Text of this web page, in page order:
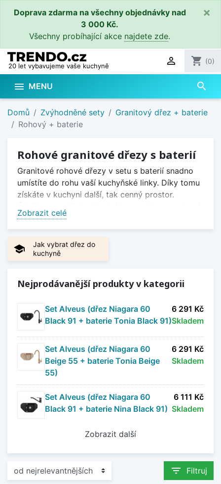
Doprava zdarma na všechny objednávky nad
3 000 Kč.
Všechny probíhající akce najdete zde.
×
20 let vybavujeme vaše kuchyně  shopping_cart (0)
 MENU search
Domů Zvýhodněné sety
Granitový dřez + baterie
Rohový + baterie
Rohové granitové dřezy s baterií
Zobrazit celé
Granitové rohové dřezy v setu s baterií snadno
umístíte do rohu vaší kuchyňské linky. Díky tomu
získáte v kuchyni další, tak cenný prostor.
dřezy jsou atraktivní, vysoce odolné, vyrobené z
moderních materiálů a dostupné v široké škále
barevných variant, zahrnující odstíny černé, bílé,
pískových barev a mnoho dalších. Granitové
nárazu, stárnutí, poškrábání, vysoké teplotě až
do 280°C i chemickému poškození. Dlouhodobě
vzhled bez náročných požadavků na jejich
údržbu.
Zobrazit méně
school
Jak vybrat dřez do
kuchyně
Nejprodávanější produkty v kategorii
Set Alveus (dřez Niagara 60
Black 91 + baterie Tonia Black 91)
6 291 Kč
Skladem
Set Alveus (dřez Niagara 60
Beige 55 + baterie Tonia Beige
55)
6 291 Kč
Skladem
Set Alveus (dřez Niagara 60
Black 91 + baterie Nina Black 91)
6 111 Kč
Skladem
Zobrazit další
filter_list Filtruj